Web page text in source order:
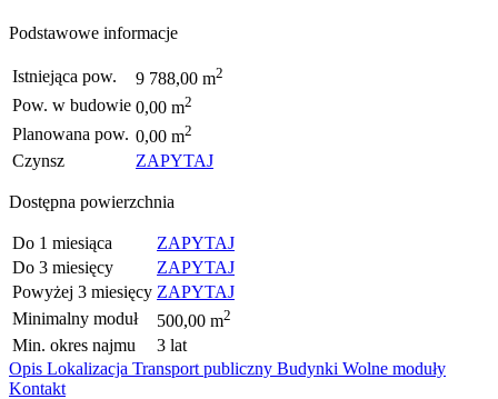
Podstawowe informacje
Istniejąca pow. 9 788,00 m2
Pow. w budowie 0,00 m2
Planowana pow. 0,00 m2
Czynsz ZAPYTAJ
Dostępna powierzchnia
Do 1 miesiąca
ZAPYTAJ
Do 3 miesięcy
ZAPYTAJ
Powyżej 3 miesięcy ZAPYTAJ
Minimalny moduł
500,00 m2
Min. okres najmu
3 lat
Opis Lokalizacja Transport publiczny Budynki Wolne moduły
Kontakt